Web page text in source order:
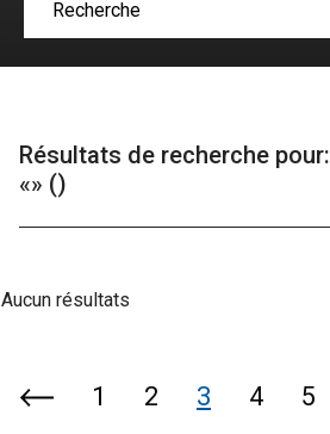
Résultats de recherche pour:
«» ()
Aucun résultats
Page
1 2 3 4 5